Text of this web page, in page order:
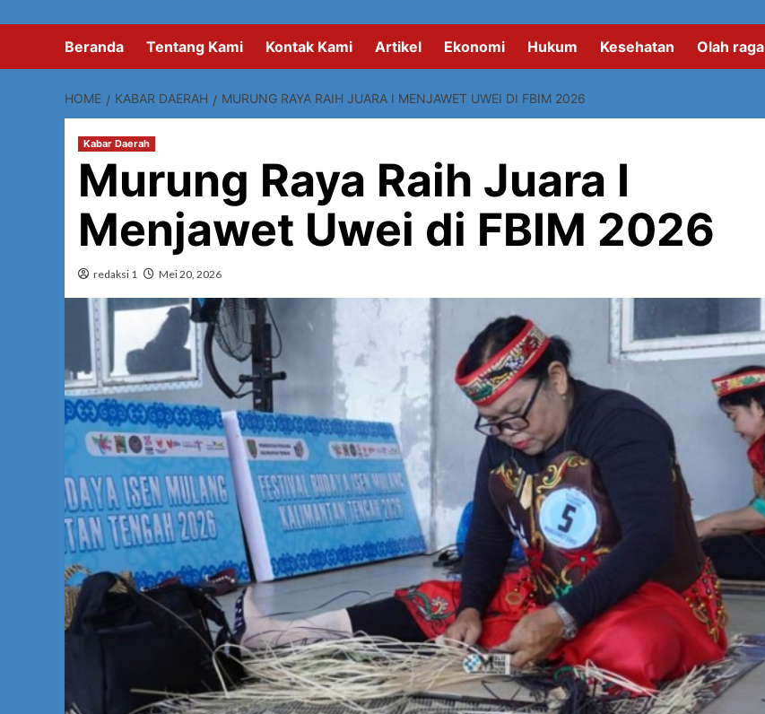
Beranda Tentang Kami Kontak Kami Artikel Ekonomi Hukum Kesehatan Olah raga
HOME KABAR DAERAH MURUNG RAYA RAIH JUARA I MENJAWET UWEI DI FBIM 2026
Kabar Daerah
Murung Raya Raih Juara I
Menjawet Uwei di FBIM 2026
redaksi 1 Mei 20, 2026